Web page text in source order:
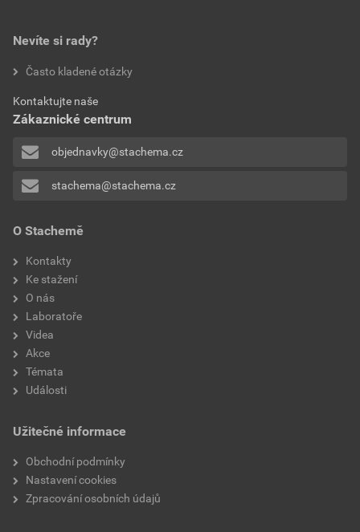
O Stachemě
Kontakty
Ke stažení
O nás
Laboratoře
Videa
Akce
Témata
Události
Užitečné informace
Obchodní podmínky
Nastavení cookies
Zpracování osobních údajů
Nevíte si rady?
Často kladené otázky
Kontaktujte naše
Zákaznické centrum
objednavky@stachema.cz
stachema@stachema.cz